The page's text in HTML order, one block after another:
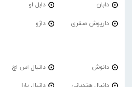
دابان دابل او
داریوش صفری داژو
دانوش دانیال اس اچ